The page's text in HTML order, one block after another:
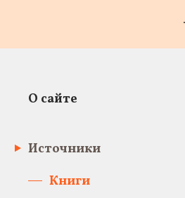
О сайте
Источники
Книги